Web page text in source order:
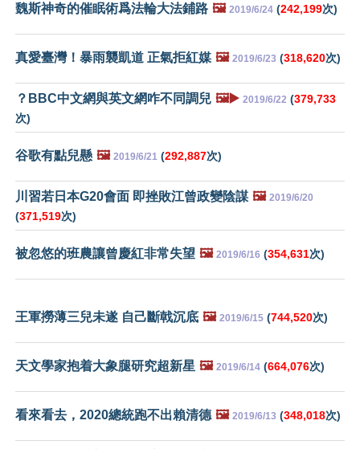
魏斯神奇的催眠術爲法輪大法鋪路 🖼️ 2019/6/24 (242,199次)
真愛臺灣！暴雨襲凱道 正氣拒紅媒 🖼️ 2019/6/23 (318,620次)
？BBC中文網與英文網咋不同調兒 🖼️▶️ 2019/6/22 (379,733
次)
谷歌有點兒懸 🖼️ 2019/6/21 (292,887次)
川習若日本G20會面 即挫敗江曾政變陰謀 🖼️ 2019/6/20
(371,519次)
被忽悠的班農讓曾慶紅非常失望 🖼️ 2019/6/16 (354,631次)
王軍撈薄三兒未遂 自己斷戟沉底 🖼️ 2019/6/15 (744,520次)
天文學家抱着大象腿研究超新星 🖼️ 2019/6/14 (664,076次)
看來看去，2020總統跑不出賴清德 🖼️ 2019/6/13 (348,018次)